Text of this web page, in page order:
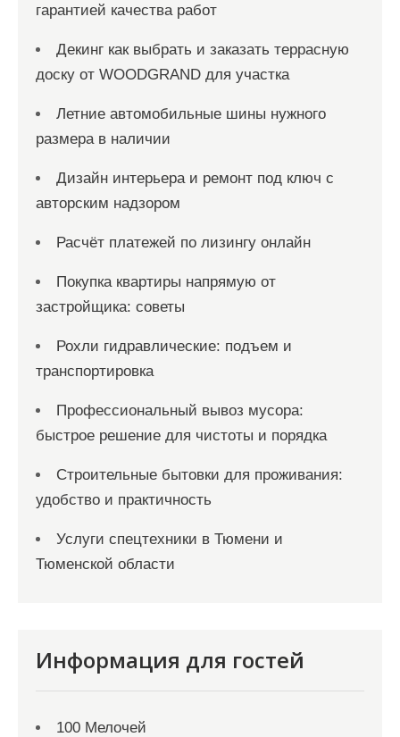
гарантией качества работ
Декинг как выбрать и заказать террасную
доску от WOODGRAND для участка
Летние автомобильные шины нужного
размера в наличии
Дизайн интерьера и ремонт под ключ с
авторским надзором
Расчёт платежей по лизингу онлайн
Покупка квартиры напрямую от
застройщика: советы
Рохли гидравлические: подъем и
транспортировка
Профессиональный вывоз мусора:
быстрое решение для чистоты и порядка
Строительные бытовки для проживания:
удобство и практичность
Услуги спецтехники в Тюмени и
Тюменской области
Информация для гостей
100 Мелочей